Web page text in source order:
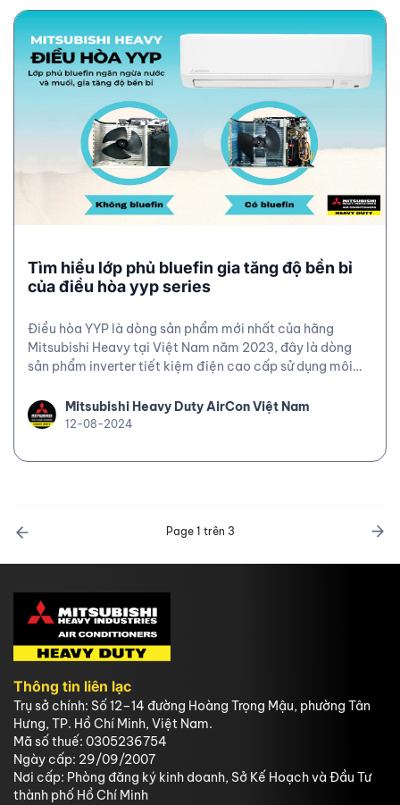
Tìm hiểu lớp phủ bluefin gia tăng độ bền bỉ
của điều hòa yyp series
Điều hòa YYP là dòng sản phẩm mới nhất của hãng
Mitsubishi Heavy tại Việt Nam năm 2023, đây là dòng
sản phẩm inverter tiết kiệm điện cao cấp sử dụng môi
trang bị nhiều tính năng hiện đại. Một trong những tính
năng đặc sắc của dòng điều hòa này là chất phủ bluefin
năng này nhé!
Mitsubishi Heavy Duty AirCon Việt Nam
12-08-2024
Page 1 trên 3
Thông tin liên lạc
Trụ sở chính: Số 12–14 đường Hoàng Trọng Mậu, phường Tân
Hưng, TP. Hồ Chí Minh, Việt Nam.
Mã số thuế: 0305236754
Ngày cấp: 29/09/2007
Nơi cấp: Phòng đăng ký kinh doanh, Sở Kế Hoạch và Đầu Tư
thành phố Hồ Chí Minh